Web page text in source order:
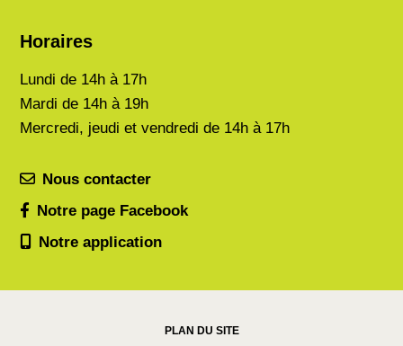
Horaires
Lundi de 14h à 17h
Mardi de 14h à 19h
Mercredi, jeudi et vendredi de 14h à 17h
Nous contacter
Notre page Facebook
Notre application
PLAN DU SITE